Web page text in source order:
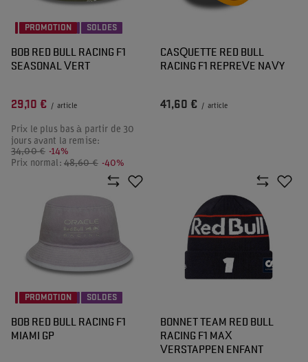
PROMOTION SOLDES
BOB RED BULL RACING F1
SEASONAL VERT
29,10 € / article
Prix le plus bas à partir de 30
jours avant la remise:
34,00 € -14%
Prix normal: 48,60 € -40%
CASQUETTE RED BULL
RACING F1 REPREVE NAVY
41,60 € / article
PROMOTION SOLDES
BOB RED BULL RACING F1
MIAMI GP
BONNET TEAM RED BULL
RACING F1 MAX
VERSTAPPEN ENFANT